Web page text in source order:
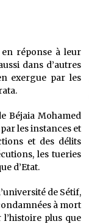
viennent les
contes et à quoi servent-ils?
réponse à leur
dans d’autres
exergue par les
Béjaia Mohamed
les instances et
et des délits
les tueries
d’Etat.
de Sétif,
à mort
plus que